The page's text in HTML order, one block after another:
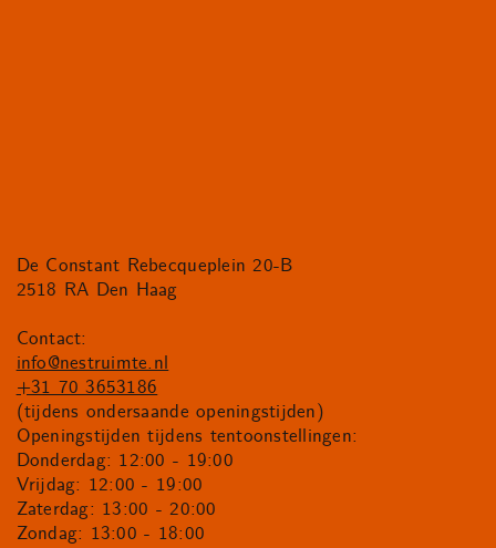
De Constant Rebecqueplein 20-B
2518 RA Den Haag
Contact:
info@nestruimte.nl
+31 70 3653186
(tijdens ondersaande openingstijden)
Openingstijden tijdens tentoonstellingen:
Donderdag: 12:00 - 19:00
Vrijdag: 12:00 - 19:00
Zaterdag: 13:00 - 20:00
Zondag: 13:00 - 18:00